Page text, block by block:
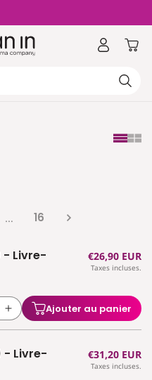
Panier
… 16
- Livre-
Prix
habituel
€26,90 EUR
Taxes incluses.
Augmenter
la
de
Ajouter au panier
- Livre-
Prix
habituel
€31,20 EUR
Taxes incluses.